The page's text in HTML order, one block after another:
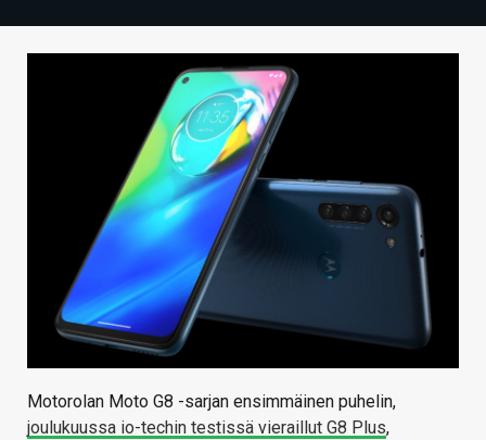
TIETOA
VAIHDA TEEMA
HAKU
Motorolan Moto G8 -sarjan ensimmäinen puhelin,
joulukuussa io-techin testissä vieraillut G8 Plus,